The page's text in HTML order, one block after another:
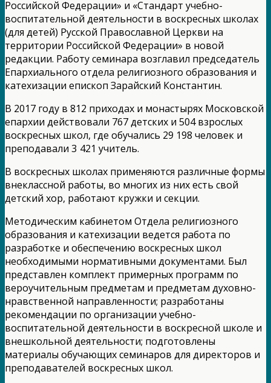
Российской Федерации» и «Стандарт учебно-
воспитательной деятельности в воскресных школах
(для детей) Русской Православной Церкви на
территории Российской Федерации» в новой
редакции. Работу семинара возглавил председатель
Епархиального отдела религиозного образования и
катехизации епископ Зарайский Константин.
В 2017 году в 812 приходах и монастырях Московской
епархии действовали 767 детских и 504 взрослых
воскресных школ, где обучались 29 198 человек и
преподавали 3 421 учитель.
В воскресных школах применяются различные формы
внеклассной работы, во многих из них есть свой
детский хор, работают кружки и секции.
Методическим кабинетом Отдела религиозного
образования и катехизации ведется работа по
разработке и обеспечению воскресных школ
необходимыми нормативными документами. Был
представлен комплект примерных программ по
вероучительным предметам и предметам духовно-
нравственной направленности; разработаны
рекомендации по организации учебно-
воспитательной деятельности в воскресной школе и
внешкольной деятельности; подготовлены
материалы обучающих семинаров для директоров и
преподавателей воскресных школ.